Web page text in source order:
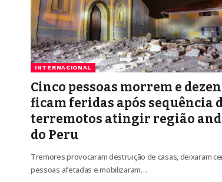
INTERNACIONAL
Cinco pessoas morrem e
ficam feridas após sequência
terremotos atingir região
do Peru
Tremores provocaram destruição de casas, deixaram
pessoas afetadas e mobilizaram…